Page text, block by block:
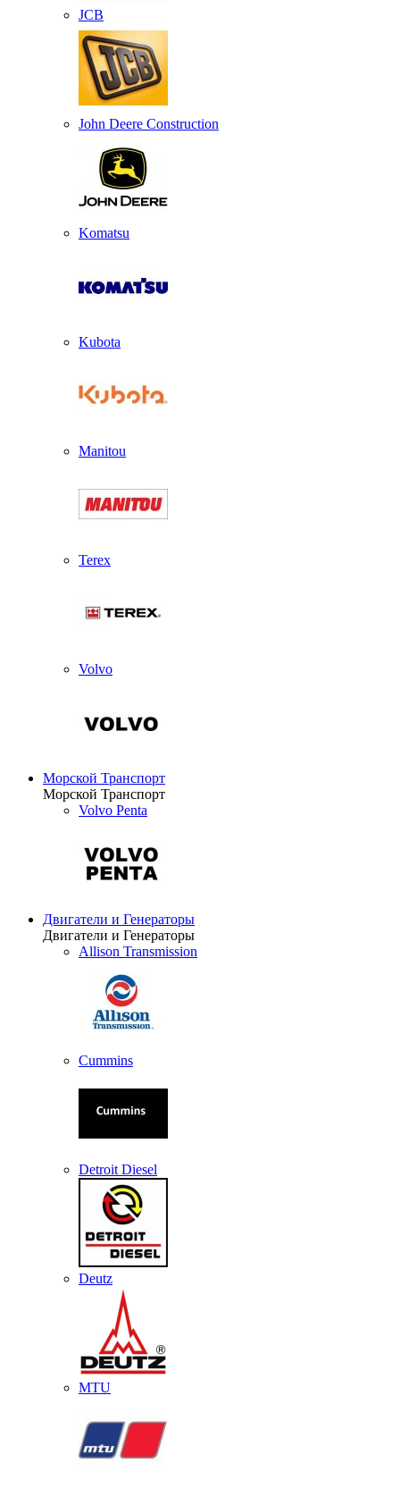
JCB
John Deere Construction
Komatsu
Kubota
Manitou
Terex
Volvo
Морской Транспорт
Морской Транспорт
Volvo Penta
Двигатели и Генераторы
Двигатели и Генераторы
Allison Transmission
Cummins
Detroit Diesel
Deutz
MTU